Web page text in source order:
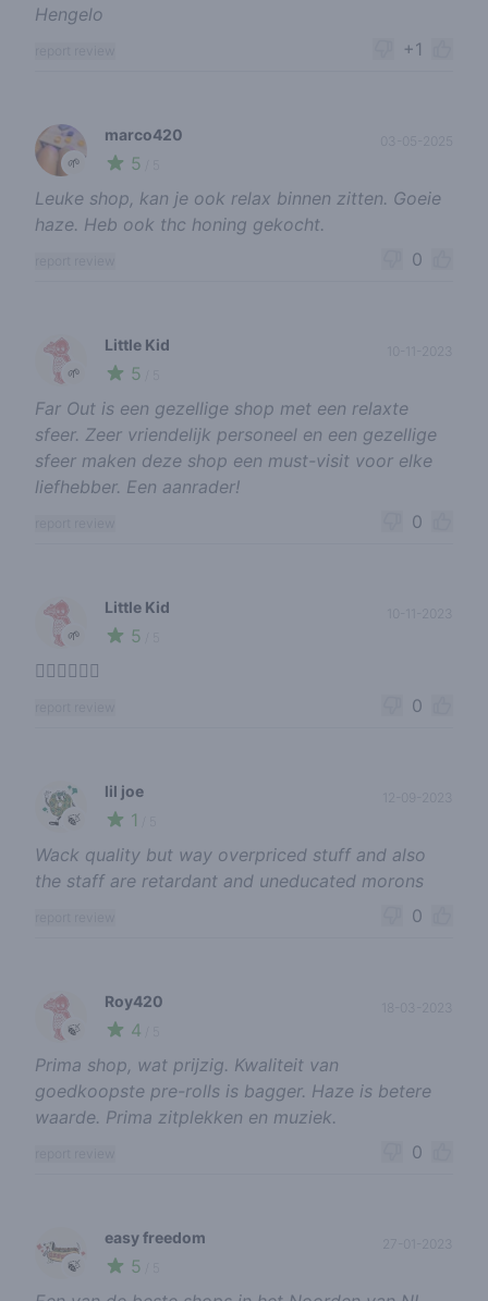
Hengelo
+1
🌱
marco420
5
03-05-2025
Leuke shop, kan je ook relax binnen zitten. Goeie
haze. Heb ook thc honing gekocht.
0
🌱
Little Kid
5
10-11-2023
Far Out is een gezellige shop met een relaxte
sfeer. Zeer vriendelijk personeel en een gezellige
sfeer maken deze shop een must-visit voor elke
liefhebber. Een aanrader!
0
🌱
Little Kid
5
10-11-2023
👍🏻👍🏻👍🏻
0
🍃
lil joe
1
12-09-2023
Wack quality but way overpriced stuff and also
the staff are retardant and uneducated morons
0
🍃
Roy420
4
18-03-2023
Prima shop, wat prijzig. Kwaliteit van
goedkoopste pre-rolls is bagger. Haze is betere
waarde. Prima zitplekken en muziek.
0
🍃
easy freedom
5
27-01-2023